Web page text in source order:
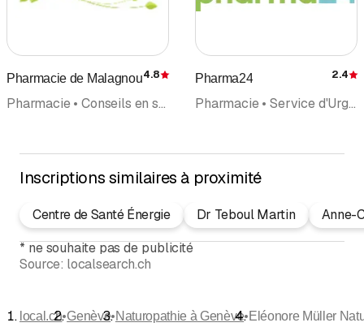
Pharmacie de Malagnou Évaluation
4.8
Pharmacie • Conseils en santé • Fleurs de Bach • Parfumerie • Naturopathie • Thérapie naturelle/Naturopathie • Homéopathie (hors rubrique médecins) • Spagyrie
Pharma24 2.4
Pharmacie • Service d'Urgence • Conseils en santé • Naturopathie • Thérapie naturelle/Naturopathie
Inscriptions similaires à proximité
Centre de Santé Énergie Dr Teboul Martin
Anne-
* ne souhaite pas de publicité
Source: localsearch.ch
local.ch•Genève•Naturopathie à Genève•Eléonore Müller